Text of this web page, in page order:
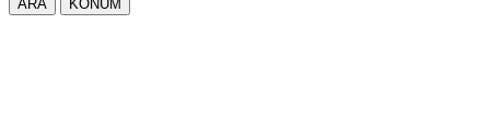
ARA KONUM